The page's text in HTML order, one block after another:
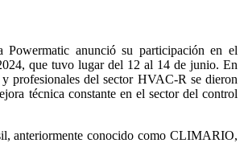
Powermatic anunció su participación en el
que tuvo lugar del 12 al 14 de junio. En
y profesionales del sector HVAC-R se dieron
técnica constante en el sector del control
anteriormente conocido como CLIMARIO,